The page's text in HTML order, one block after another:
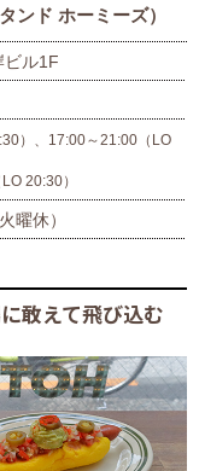
ンド ホーミーズ）
ビル1F
）、17:00～21:00（LO
20:30）
曜休）
敢えて飛び込む